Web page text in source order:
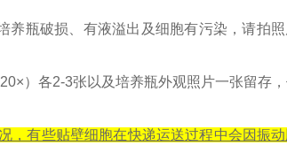
养瓶破损、有液溢出及细胞有污染，请拍
）各2-3张以及培养瓶外观照片一张留存
，有些贴壁细胞在快递运送过程中会因振